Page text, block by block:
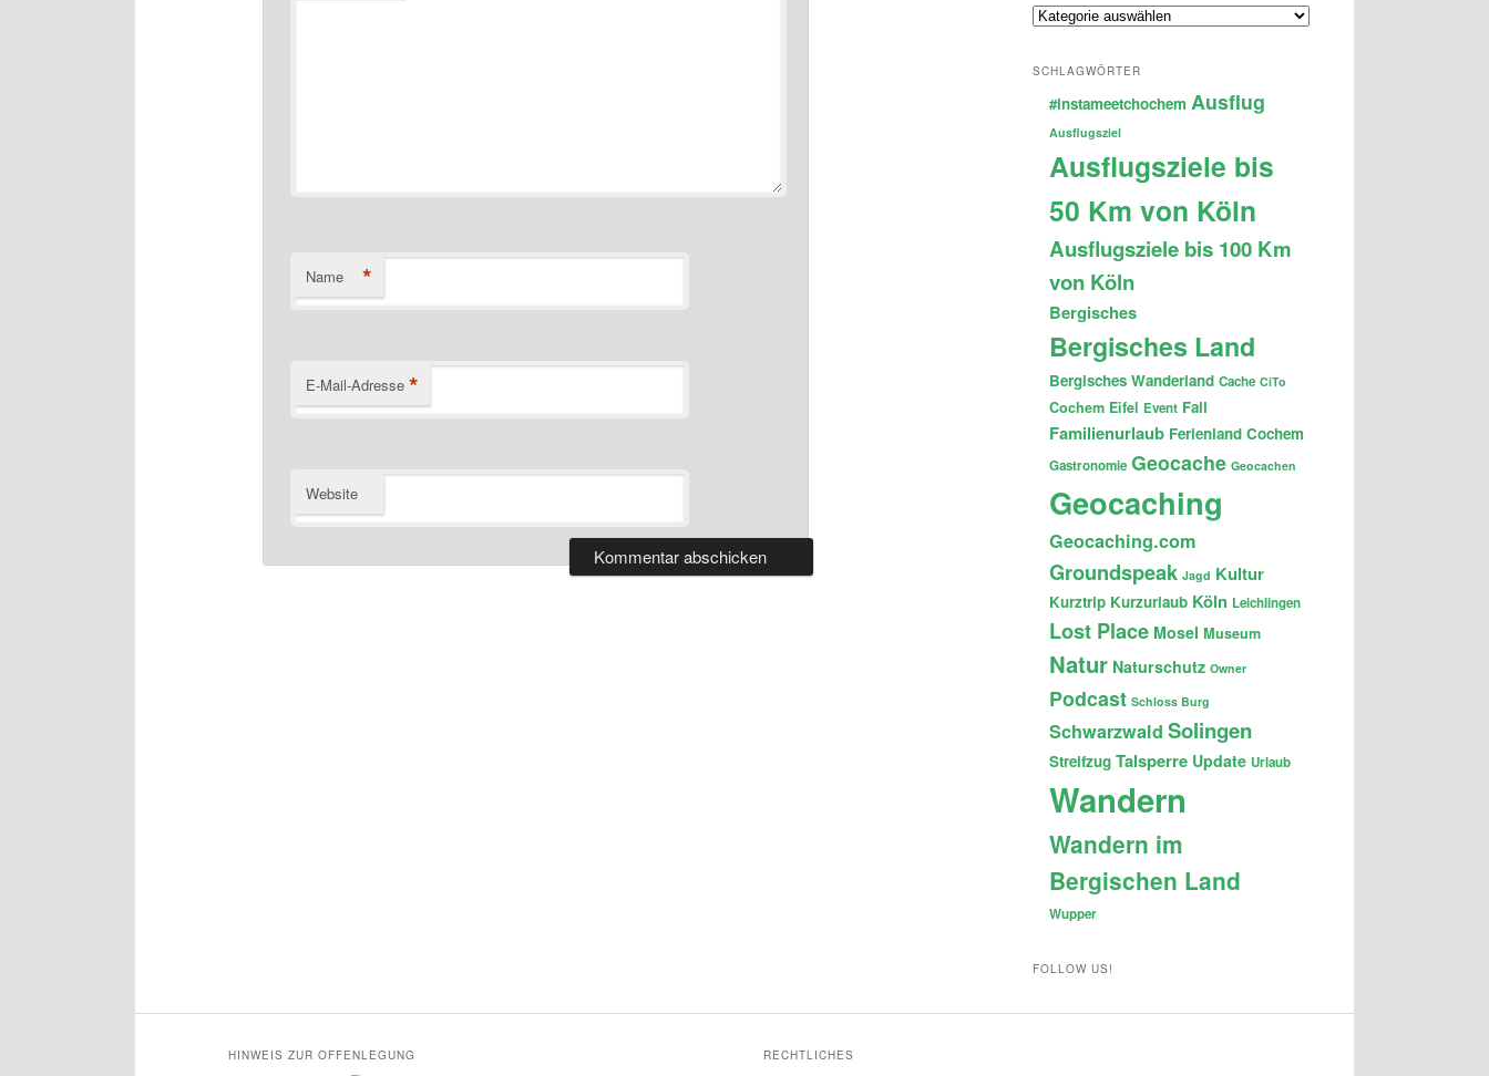
Name *
E-Mail-Adresse *
Website
Themen
SCHLAGWÖRTER
#instameetchochem Ausflug
Ausflugsziel
Ausflugsziele bis
50 Km von Köln
Ausflugsziele bis 100 Km
von Köln
Bergisches
Bergisches Land
Bergisches Wanderland Cache CiTo
Cochem Eifel Event Fail
Familienurlaub Ferienland Cochem
Gastronomie Geocache Geocachen
Geocaching
Geocaching.com
Groundspeak Jagd Kultur
Kurztrip Kurzurlaub Köln Leichlingen
Lost Place Mosel Museum
Natur Naturschutz Owner
Podcast Schloss Burg
Schwarzwald Solingen
Streifzug Talsperre Update Urlaub
Wandern
Wandern im
Bergischen Land
Wupper
FOLLOW US!
HINWEIS ZUR OFFENLEGUNG RECHTLICHES